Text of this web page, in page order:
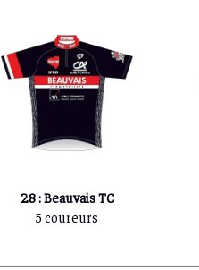
28 : Beauvais TC
5 coureurs